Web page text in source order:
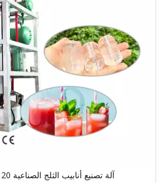
آلة تصنيع أنابيب الثلج الصناعية ICESTA 20 طن